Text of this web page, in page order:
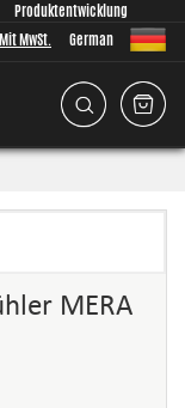
Produktentwicklung
MwSt. German
MERA